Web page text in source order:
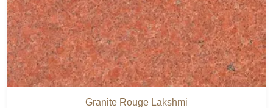
Granite Rouge Lakshmi